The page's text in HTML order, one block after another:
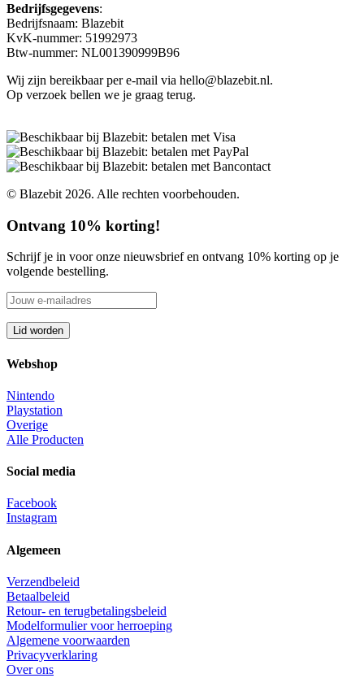
Bedrijfsgegevens:
Bedrijfsnaam: Blazebit
KvK-nummer: 51992973
Btw-nummer: NL001390999B96
Wij zijn bereikbaar per e-mail via hello@blazebit.nl.
Op verzoek bellen we je graag terug.
© Blazebit 2026. Alle rechten voorbehouden.
Ontvang 10% korting!
Schrijf je in voor onze nieuwsbrief en ontvang 10% korting op je
volgende bestelling.
Webshop
Nintendo
Playstation
Overige
Alle Producten
Social media
Facebook
Instagram
Algemeen
Verzendbeleid
Betaalbeleid
Retour- en terugbetalingsbeleid
Modelformulier voor herroeping
Algemene voorwaarden
Privacyverklaring
Over ons